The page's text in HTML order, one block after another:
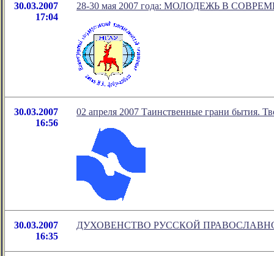
30.03.2007
17:04
28-30 мая 2007 года: МОЛОДЕЖЬ В
30.03.2007
16:56
02 апреля 2007 Таинственные грани бытия.
30.03.2007
16:35
ДУХОВЕНСТВО РУССКОЙ